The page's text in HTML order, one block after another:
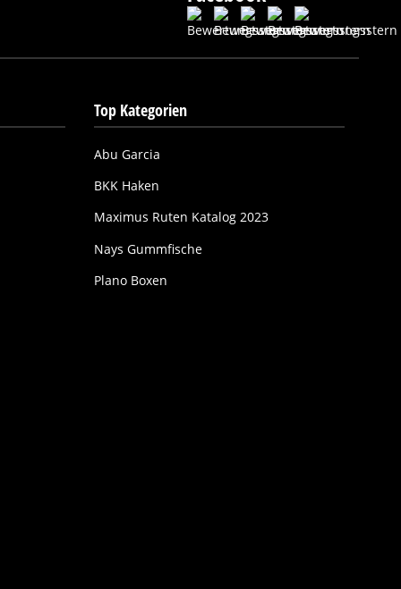
Top Kategorien
Abu Garcia
BKK Haken
Maximus Ruten Katalog 2023
Nays Gummfische
Plano Boxen